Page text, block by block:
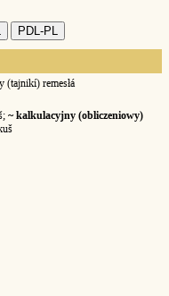
(tajnikí) remesłá
~ kalkulacyjny (obliczeniowy)